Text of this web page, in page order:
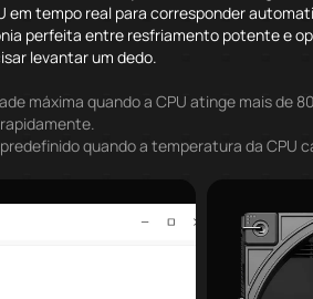
em tempo real para corresponder
perfeita entre resfriamento potente e
levantar um dedo.
máxima quando a CPU atinge mais de
quando a temperatura da CPU